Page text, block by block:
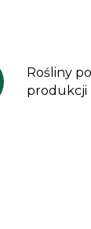
Rośliny
produkcji